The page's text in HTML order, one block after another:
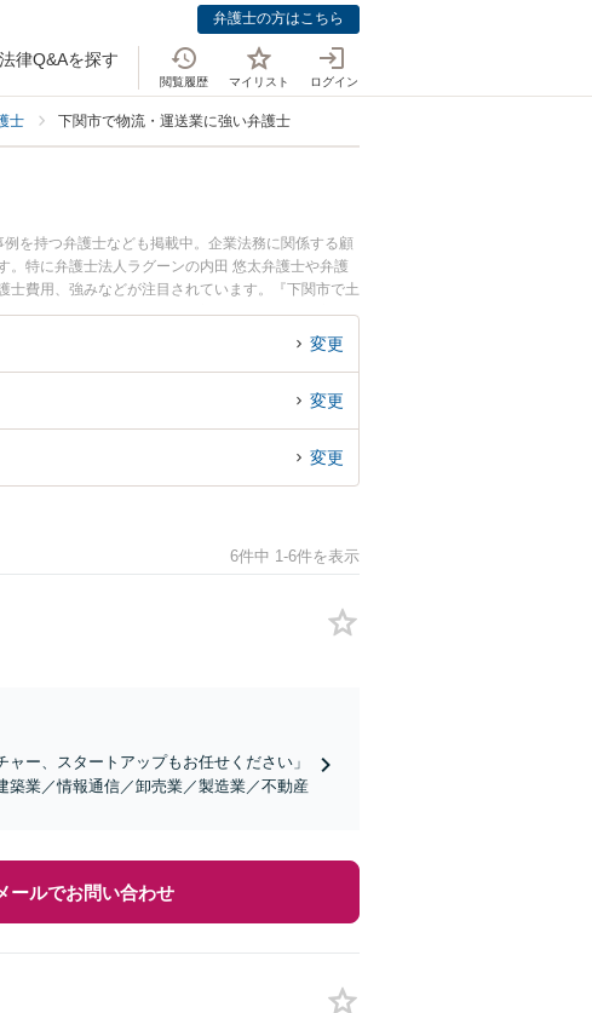
弁護士の方はこちら
法律Q&Aを探す
閲覧履歴 マイリスト ログイン
士 下関市で物流・運送業に強い弁護士
を持つ弁護士なども掲載中。企業法務に関係する顧
特に弁護士法人ラグーンの内田 悠太弁護士や弁護
費用、強みなどが注目されています。『下関市で土
の弁護士を検索したい』『初回相談無料で物流・運
変更
変更
変更
6件中 1-6件を表示
ー、スタートアップもお任せください」
築業／情報通信／卸売業／製造業／不動産
ールでお問い合わせ